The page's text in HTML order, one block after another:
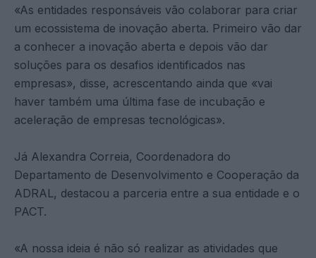
«As entidades responsáveis vão colaborar para criar
um ecossistema de inovação aberta. Primeiro vão dar
a conhecer a inovação aberta e depois vão dar
soluções para os desafios identificados nas
empresas», disse, acrescentando ainda que «vai
haver também uma última fase de incubação e
aceleração de empresas tecnológicas».
Já Alexandra Correia, Coordenadora do
Departamento de Desenvolvimento e Cooperação da
ADRAL, destacou a parceria entre a sua entidade e o
PACT.
«A nossa ideia é não só realizar as atividades que